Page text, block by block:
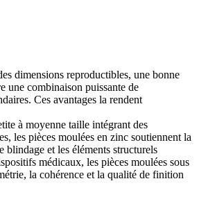
dimensions reproductibles, une bonne
une combinaison puissante de
Ces avantages la rendent
à moyenne taille intégrant des
les pièces moulées en zinc soutiennent la
blindage et les éléments structurels
médicaux, les pièces moulées sous
la cohérence et la qualité de finition